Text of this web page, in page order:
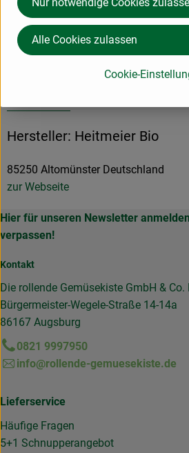
Produktinformationen
Hersteller: Heitmeier Bio
85250 Altomünster Deutschland
zur Webseite
Hier für unseren Newsletter
verpassen!
Kontakt
Die rollende Gemüsekiste GmbH & Co.
Bürgermeister-Wegele-Straße 14-14a
86167 Augsburg
0821 9997950
info@rollende-gemuesekiste.de
Lieferservice
Häufige Fragen
5+1 Schnupperangebot
Cookie-
Alle Cookies zulassen